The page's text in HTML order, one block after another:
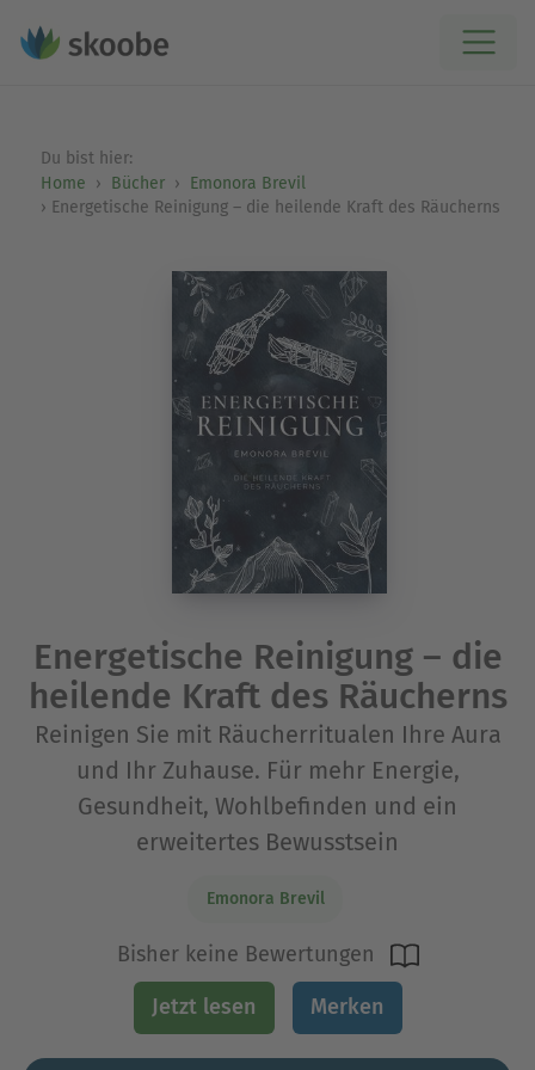
Du bist hier:
Home
Bücher
Emonora Brevil
Energetische Reinigung – die heilende Kraft des Räucherns
Energetische Reinigung – die
heilende Kraft des Räucherns
Reinigen Sie mit Räucherritualen Ihre Aura
und Ihr Zuhause. Für mehr Energie,
Gesundheit, Wohlbefinden und ein
erweitertes Bewusstsein
Emonora Brevil
Bisher keine Bewertungen
Jetzt lesen Merken